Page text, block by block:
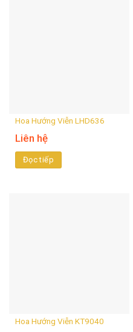
Hoa Hướng Viễn LHD636
Liên hệ
Đọc tiếp
Hoa Hướng Viễn KT9040